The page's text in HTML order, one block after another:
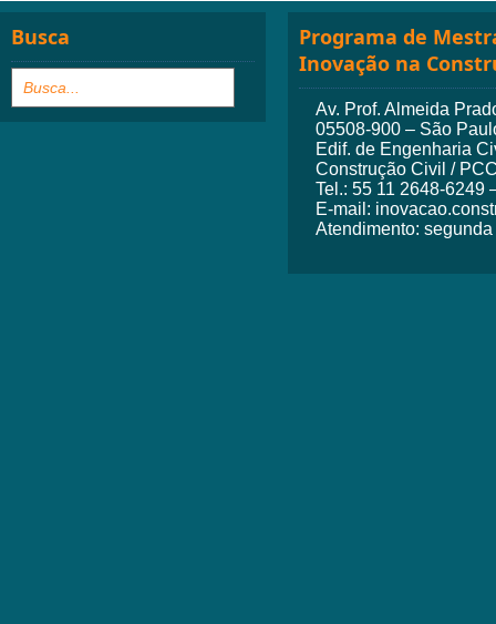
Busca
Programa de
Inovação na
Av. Prof. Almeida
05508-900 – São
Edif. de Engenharia
Construção Civil /
Tel.: 55 11 2648-6249
E-mail:
Atendimento: